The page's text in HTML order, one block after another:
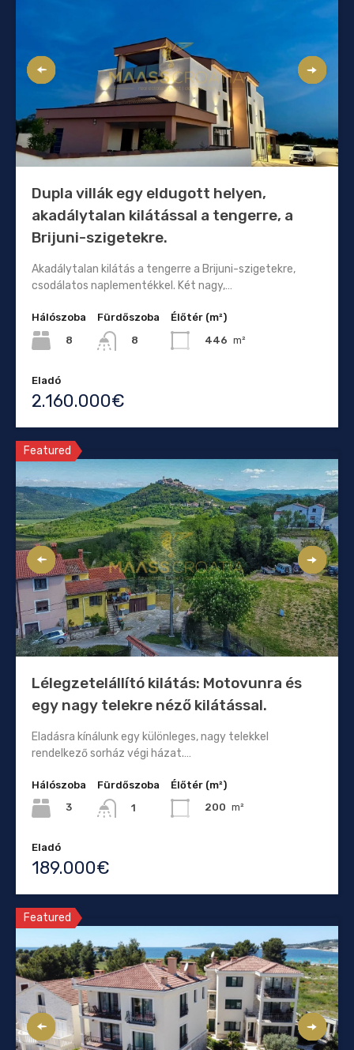
Dupla villák egy eldugott helyen,
akadálytalan kilátással a tengerre, a
Brijuni-szigetekre.
Akadálytalan kilátás a tengerre a Brijuni-szigetekre,
csodálatos naplementékkel. Két nagy,…
Hálószoba
8
Fürdőszoba
8
Élőtér (m²)
446 m²
Eladó
2.160.000€
Featured
Lélegzetelállító kilátás: Motovunra és
egy nagy telekre néző kilátással.
Eladásra kínálunk egy különleges, nagy telekkel
rendelkező sorház végi házat.…
Hálószoba
3
Fürdőszoba
1
Élőtér (m²)
200 m²
Eladó
189.000€
Featured